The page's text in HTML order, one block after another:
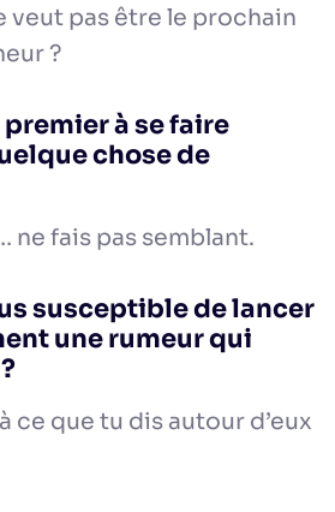
veut pas être le prochain
?
à se faire
chose de
ne fais pas semblant.
susceptible de lancer
une rumeur qui
ce que tu dis autour d’eux